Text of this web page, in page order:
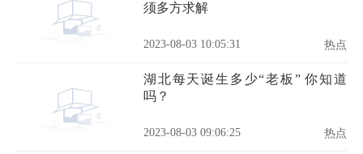
须多方求解
2023-08-03 10:05:31 热点
湖北每天诞生多少“老板” 你知道
吗？
2023-08-03 09:06:25 热点